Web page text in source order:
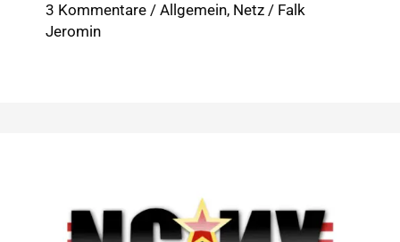
Online-
3 Kommentare / Allgemein, Netz / Falk
Jeromin